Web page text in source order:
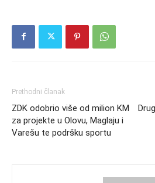
Prethodni članak
ZDK odobrio više od milion KM
za projekte u Olovu, Maglaju i
Varešu te podršku sportu